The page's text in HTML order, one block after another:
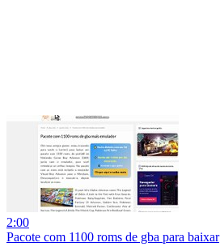
2:00
Pacote com 1100 roms de gba para baixar